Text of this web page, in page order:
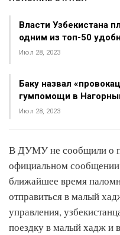
Власти Узбекистана
одним из топ-50
Июл 28, 2023
Баку назвал
гумпомощи в
Июл 28, 2023
В ДУМУ не сообщили о
официальном
ближайшее время
отправиться в малый
управления,
поездку в малый хадж и